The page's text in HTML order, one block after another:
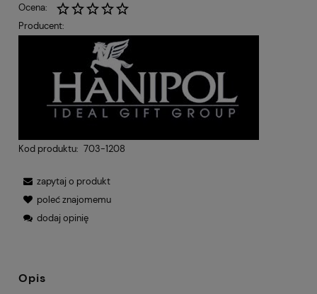
Ocena:
Producent:
Kod produktu: 703-1208
zapytaj o produkt
poleć znajomemu
dodaj opinię
Opis